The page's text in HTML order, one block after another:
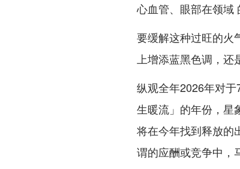
心血管、眼部在领域
要缓解这种过旺的火
上增添蓝黑色调，
纵观全年2026年对
生暖流」的年份，星
将在今年找到释放的
谓的应酬或竞争中，